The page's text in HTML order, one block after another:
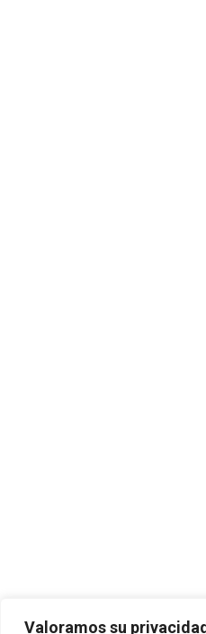
Valoramos su privacidad